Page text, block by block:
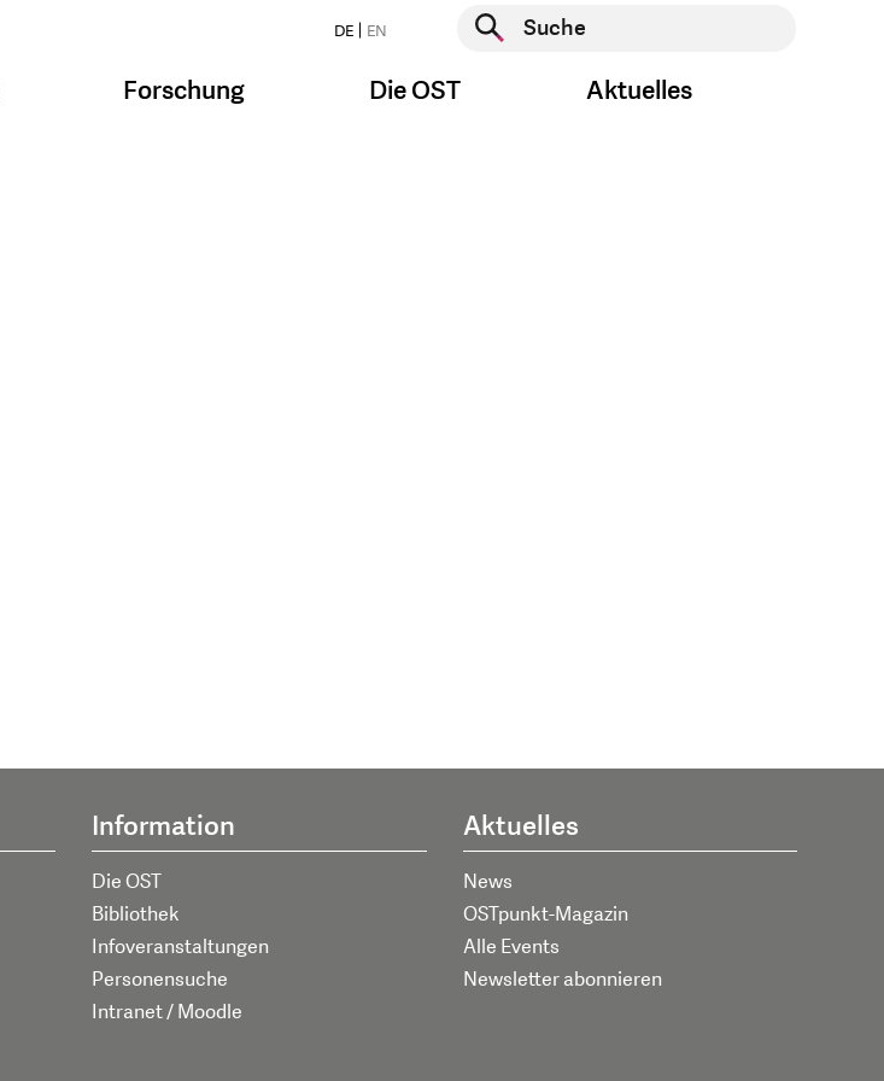
DE EN
Suche starten
Forschung Die OST Aktuelles
Information
Die OST
Bibliothek
Infoveranstaltungen
Personensuche
Intranet / Moodle
Aktuelles
News
OSTpunkt-Magazin
Alle Events
Newsletter abonnieren